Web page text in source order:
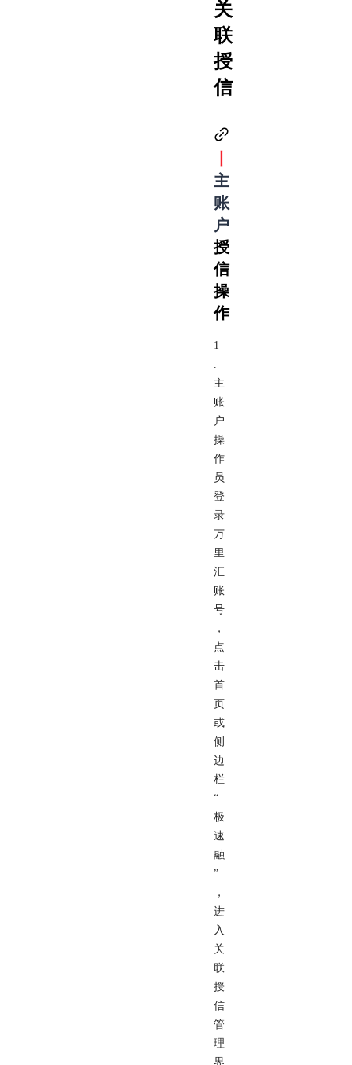
关
联
授
信
主
账
户
授
信
操
作
1
主
账
户
操
作
员
登
录
万
里
汇
账
号
，
点
击
首
页
或
侧
边
栏
“
极
速
融
”
，
进
入
关
联
授
信
管
理
界